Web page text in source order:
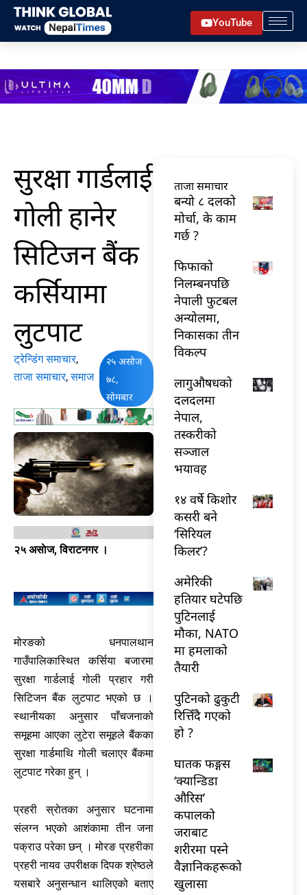
Skip
content
YouTube
सुरक्षा गार्डलाई
गोली हानेर
सिटिजन बैंक
कर्सियामा
लुटपाट
ट्रेन्डिंग समाचार,
ताजा समाचार,समाज
२५ असोज
७८,
सोमबार
२५ असाेज, विराटनगर ।
मोरङको धनपालथान
गाउँपालिकास्थित कर्सिया बजारमा
सुरक्षा गार्डलाई गोली प्रहार गरी
सिटिजन बैंक लुटपाट भएको छ ।
स्थानीयका अनुसार पाँचजनाको
समूहमा आएका लुटेरा समूहले बैंकका
सुरक्षा गार्डमाथि गोली चलाएर बैंकमा
लुटपाट गरेका हुन् ।
प्रहरी स्राेतका अनुसार घटनामा
संलग्न भएको आशंकामा तीन जना
पक्राउ परेका छन् । मोरङ प्रहरीका
प्रहरी नायव उपरीक्षक दिपक श्रेष्ठले
यसबारे अनुसन्धान थालिएको बताए
ताजा समाचार
बन्यो ८ दलको
मोर्चा, के काम
गर्छ ?
फिफाको
निलम्बनपछि
नेपाली फुटबल
अन्योलमा,
निकासका तीन
विकल्प
लागुऔषधको
दलदलमा
नेपाल,
तस्करीको
सञ्जाल
भयावह
१४ वर्षे किशोर
कसरी बने
‘सिरियल
किलर’?
अमेरिकी
हतियार घटेपछि
पुटिनलाई
मौका, NATO
मा हमलाको
तैयारी
पुटिनको ढुकुटी
रित्तिँदै गएको
हो ?
घातक फङ्गस
‘क्यान्डिडा
औरिस’
कपालको
जराबाट
शरीरमा पस्ने
वैज्ञानिकहरूको
खुलासा